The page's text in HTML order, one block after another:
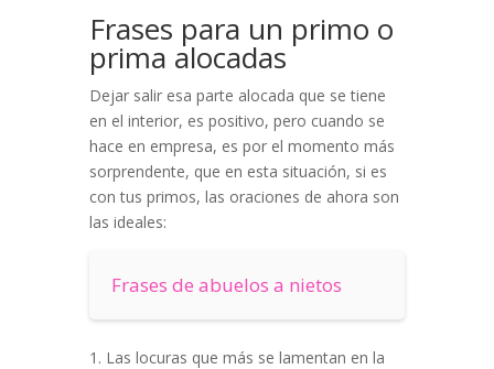
Frases para un primo o
prima alocadas
Dejar salir esa parte alocada que se tiene
en el interior, es positivo, pero cuando se
hace en empresa, es por el momento más
sorprendente, que en esta situación, si es
con tus primos, las oraciones de ahora son
las ideales:
Frases de abuelos a nietos
Las locuras que más se lamentan en la